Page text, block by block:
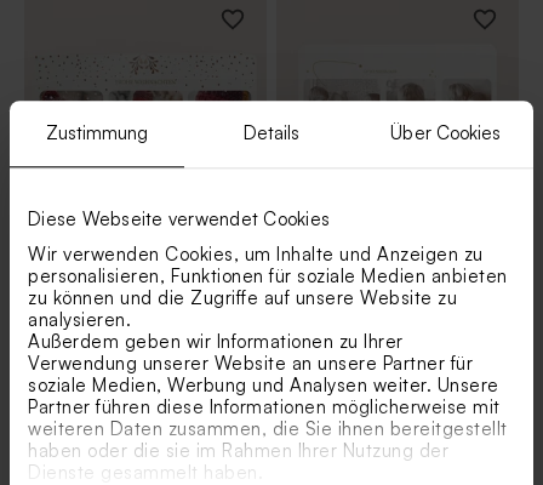
Zustimmung Details Über Cookies
Diese Webseite verwendet Cookies
Wir verwenden Cookies, um Inhalte und Anzeigen zu
personalisieren, Funktionen für soziale Medien anbieten
zu können und die Zugriffe auf unsere Website zu
analysieren.
Außerdem geben wir Informationen zu Ihrer
Verwendung unserer Website an unsere Partner für
soziale Medien, Werbung und Analysen weiter. Unsere
Partner führen diese Informationen möglicherweise mit
weiteren Daten zusammen, die Sie ihnen bereitgestellt
haben oder die sie im Rahmen Ihrer Nutzung der
Dienste gesammelt haben.
Festliche Weihnachtskarte
Kupfer
Retro Foto-Weihnachtskarte
abgerundete Ecken